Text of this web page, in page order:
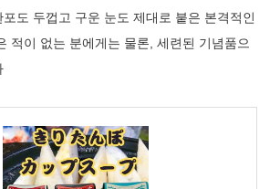
도 두껍고 구운 눈도 제대로 붙은 본격적인
적이 없는 분에게는 물론, 세련된 기념품으